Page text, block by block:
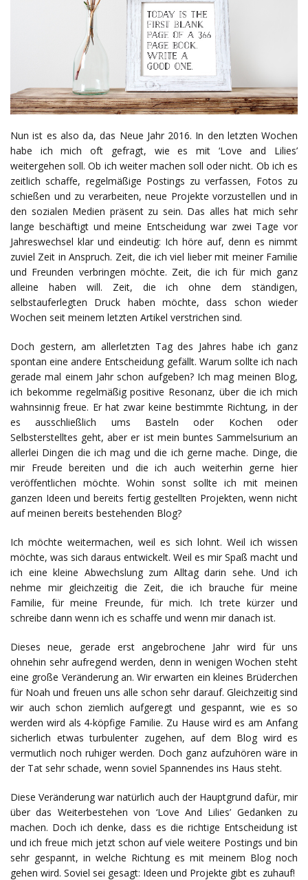
Nun ist es also da, das Neue Jahr 2016. In den letzten Wochen
habe ich mich oft gefragt, wie es mit ‘Love and Lilies’
weitergehen soll. Ob ich weiter machen soll oder nicht. Ob ich es
zeitlich schaffe, regelmäßige Postings zu verfassen, Fotos zu
schießen und zu verarbeiten, neue Projekte vorzustellen und in
den sozialen Medien präsent zu sein. Das alles hat mich sehr
lange beschäftigt und meine Entscheidung war zwei Tage vor
Jahreswechsel klar und eindeutig: Ich höre auf, denn es nimmt
zuviel Zeit in Anspruch. Zeit, die ich viel lieber mit meiner Familie
und Freunden verbringen möchte. Zeit, die ich für mich ganz
alleine haben will. Zeit, die ich ohne dem ständigen,
selbstauferlegten Druck haben möchte, dass schon wieder
Wochen seit meinem letzten Artikel verstrichen sind.
Doch gestern, am allerletzten Tag des Jahres habe ich ganz
spontan eine andere Entscheidung gefällt. Warum sollte ich nach
gerade mal einem Jahr schon aufgeben? Ich mag meinen Blog,
ich bekomme regelmäßig positive Resonanz, über die ich mich
wahnsinnig freue. Er hat zwar keine bestimmte Richtung, in der
es ausschließlich ums Basteln oder Kochen oder
Selbsterstelltes geht, aber er ist mein buntes Sammelsurium an
allerlei Dingen die ich mag und die ich gerne mache. Dinge, die
mir Freude bereiten und die ich auch weiterhin gerne hier
veröffentlichen möchte. Wohin sonst sollte ich mit meinen
ganzen Ideen und bereits fertig gestellten Projekten, wenn nicht
auf meinen bereits bestehenden Blog?
Ich möchte weitermachen, weil es sich lohnt. Weil ich wissen
möchte, was sich daraus entwickelt. Weil es mir Spaß macht und
ich eine kleine Abwechslung zum Alltag darin sehe. Und ich
nehme mir gleichzeitig die Zeit, die ich brauche für meine
Familie, für meine Freunde, für mich. Ich trete kürzer und
schreibe dann wenn ich es schaffe und wenn mir danach ist.
Dieses neue, gerade erst angebrochene Jahr wird für uns
ohnehin sehr aufregend werden, denn in wenigen Wochen steht
eine große Veränderung an. Wir erwarten ein kleines Brüderchen
für Noah und freuen uns alle schon sehr darauf. Gleichzeitig sind
wir auch schon ziemlich aufgeregt und gespannt, wie es so
werden wird als 4-köpfige Familie. Zu Hause wird es am Anfang
sicherlich etwas turbulenter zugehen, auf dem Blog wird es
vermutlich noch ruhiger werden. Doch ganz aufzuhören wäre in
der Tat sehr schade, wenn soviel Spannendes ins Haus steht.
Diese Veränderung war natürlich auch der Hauptgrund dafür, mir
über das Weiterbestehen von ‘Love And Lilies’ Gedanken zu
machen. Doch ich denke, dass es die richtige Entscheidung ist
und ich freue mich jetzt schon auf viele weitere Postings und bin
sehr gespannt, in welche Richtung es mit meinem Blog noch
gehen wird. Soviel sei gesagt: Ideen und Projekte gibt es zuhauf!